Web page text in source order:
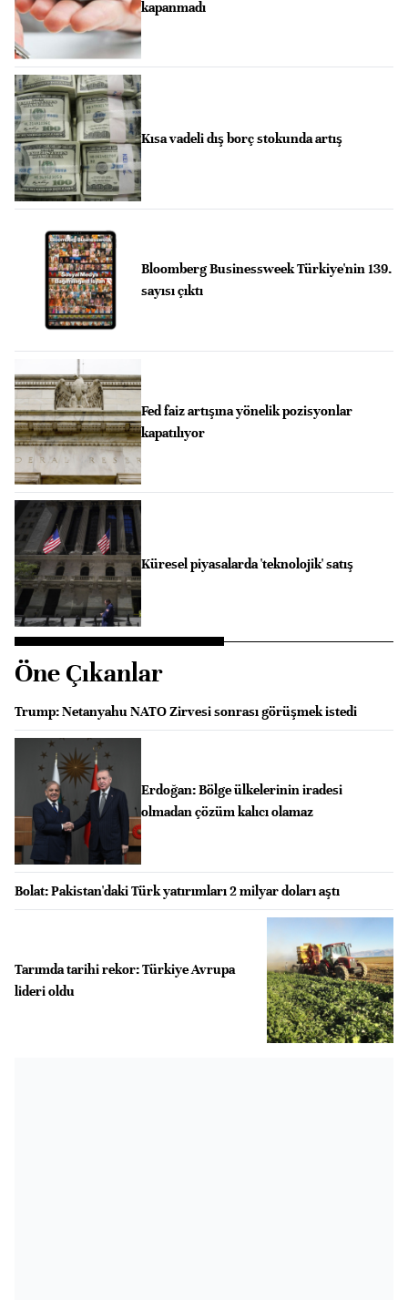
kapanmadı
Kısa vadeli dış borç stokunda artış
Bloomberg Businessweek Türkiye'nin 139.
sayısı çıktı
Fed faiz artışına yönelik pozisyonlar
kapatılıyor
Küresel piyasalarda 'teknolojik' satış
Öne Çıkanlar
Trump: Netanyahu NATO Zirvesi sonrası görüşmek istedi
Erdoğan: Bölge ülkelerinin iradesi
olmadan çözüm kalıcı olamaz
Bolat: Pakistan'daki Türk yatırımları 2 milyar doları aştı
Tarımda tarihi rekor: Türkiye Avrupa
lideri oldu